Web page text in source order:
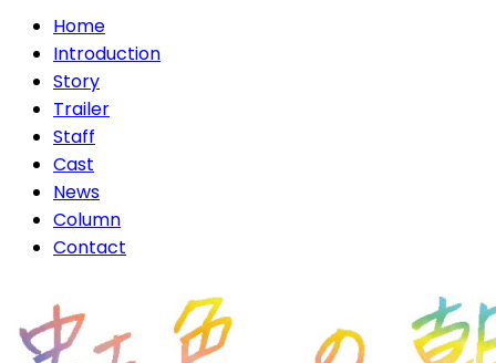
Home
Introduction
Story
Trailer
Staff
Cast
News
Column
Contact